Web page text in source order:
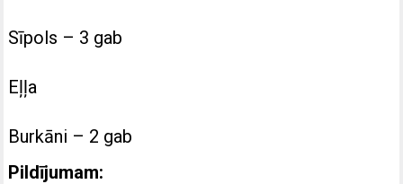
Sīpols – 3 gab
Eļļa
Burkāni – 2 gab
Pildījumam: